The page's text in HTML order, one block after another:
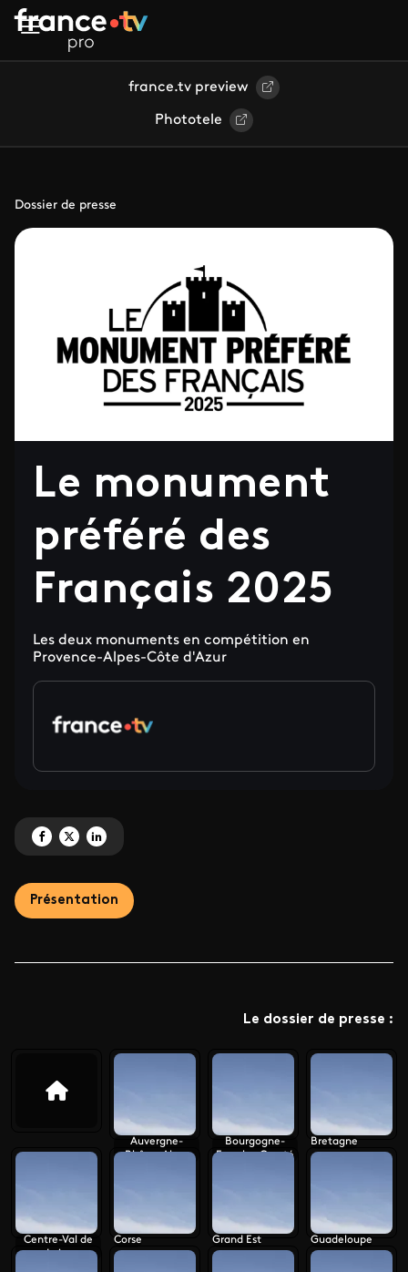
Aller au contenu principal
france.tv preview
Phototele
Dossier de presse
Le monument
préféré des
Français 2025
Les deux monuments en compétition en
Provence-Alpes-Côte d'Azur
Partagez 'Le monument préféré des Français 2025' sur Facebook
Partagez 'Le monument préféré des Français 2025' sur X
Partagez 'Le monument préféré des Français 2025' sur LinkedIn
Présentation
Le dossier de presse :
Auvergne-
Rhône-Alpes
Bourgogne-
Franche-Comté
Bretagne
Centre-Val de
Loire
Corse Grand Est Guadeloupe